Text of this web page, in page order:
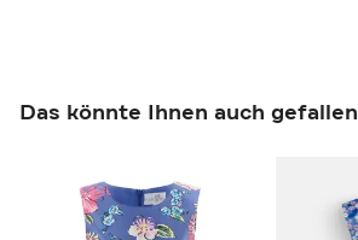
Das könnte Ihnen auch gefallen